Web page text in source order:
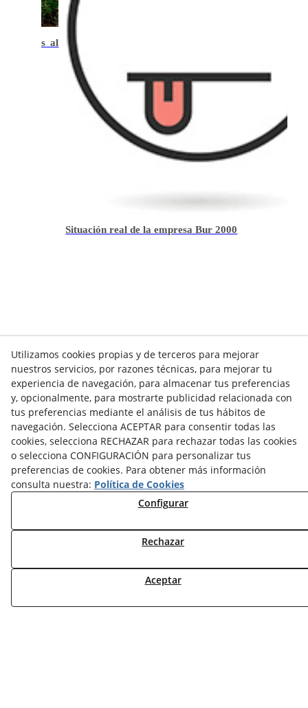
más al
Situación real de la empresa Bur 2000
VER TODOS/AS
NOTICIAS FOTOVOLTAICA
NOTICIAS CALEFACCIÓN
Utilizamos cookies propias y de terceros para mejorar
nuestros servicios, por razones técnicas, para mejorar tu
experiencia de navegación, para almacenar tus preferencias
y, opcionalmente, para mostrarte publicidad relacionada con
tus preferencias mediante el análisis de tus hábitos de
navegación. Selecciona ACEPTAR para consentir todas las
cookies, selecciona RECHAZAR para rechazar todas las cookies
o selecciona CONFIGURACIÓN para personalizar tus
preferencias de cookies. Para obtener más información
consulta nuestra: Política de Cookies
Configurar
Rechazar
Aceptar